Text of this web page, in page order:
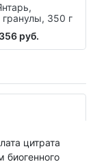
350 г
руб.
цитрата
биогенного